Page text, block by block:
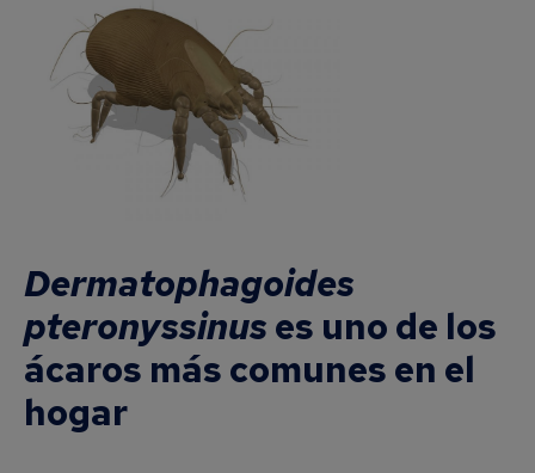
Dermatophagoides
pteronyssinus es uno de los
ácaros más comunes en el
hogar